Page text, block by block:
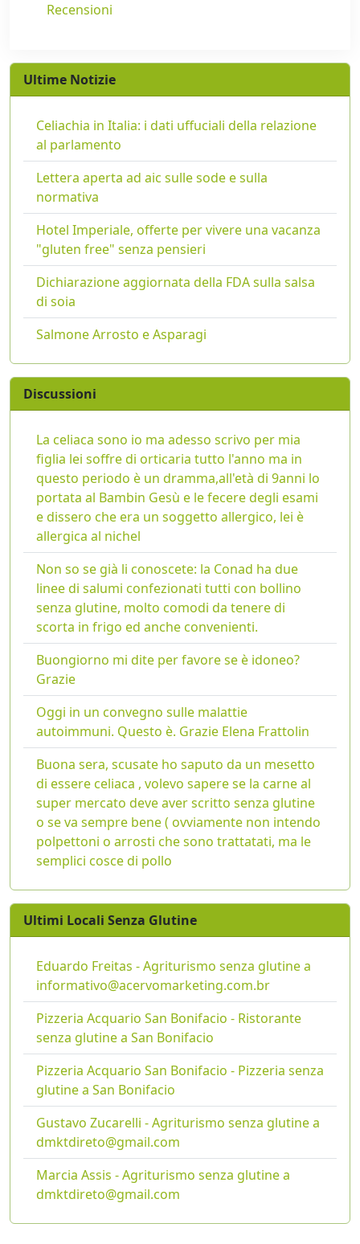
Recensioni
Ultime Notizie
Celiachia in Italia: i dati uffuciali della relazione
al parlamento
Lettera aperta ad aic sulle sode e sulla
normativa
Hotel Imperiale, offerte per vivere una vacanza
"gluten free" senza pensieri
Dichiarazione aggiornata della FDA sulla salsa
di soia
Salmone Arrosto e Asparagi
Discussioni
La celiaca sono io ma adesso scrivo per mia
figlia lei soffre di orticaria tutto l'anno ma in
questo periodo è un dramma,all'età di 9anni lo
portata al Bambin Gesù e le fecere degli esami
e dissero che era un soggetto allergico, lei è
allergica al nichel
Non so se già li conoscete: la Conad ha due
linee di salumi confezionati tutti con bollino
senza glutine, molto comodi da tenere di
scorta in frigo ed anche convenienti.
Buongiorno mi dite per favore se è idoneo?
Grazie
Oggi in un convegno sulle malattie
autoimmuni. Questo è. Grazie Elena Frattolin
Buona sera, scusate ho saputo da un mesetto
di essere celiaca , volevo sapere se la carne al
super mercato deve aver scritto senza glutine
o se va sempre bene ( ovviamente non intendo
polpettoni o arrosti che sono trattatati, ma le
semplici cosce di pollo
Ultimi Locali Senza Glutine
Eduardo Freitas - Agriturismo senza glutine a
informativo@acervomarketing.com.br
Pizzeria Acquario San Bonifacio - Ristorante
senza glutine a San Bonifacio
Pizzeria Acquario San Bonifacio - Pizzeria senza
glutine a San Bonifacio
Gustavo Zucarelli - Agriturismo senza glutine a
dmktdireto@gmail.com
Marcia Assis - Agriturismo senza glutine a
dmktdireto@gmail.com